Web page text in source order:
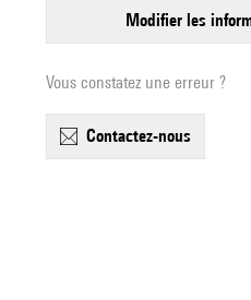
modifier les
Vous constatez une erreur ?
contactez-nous